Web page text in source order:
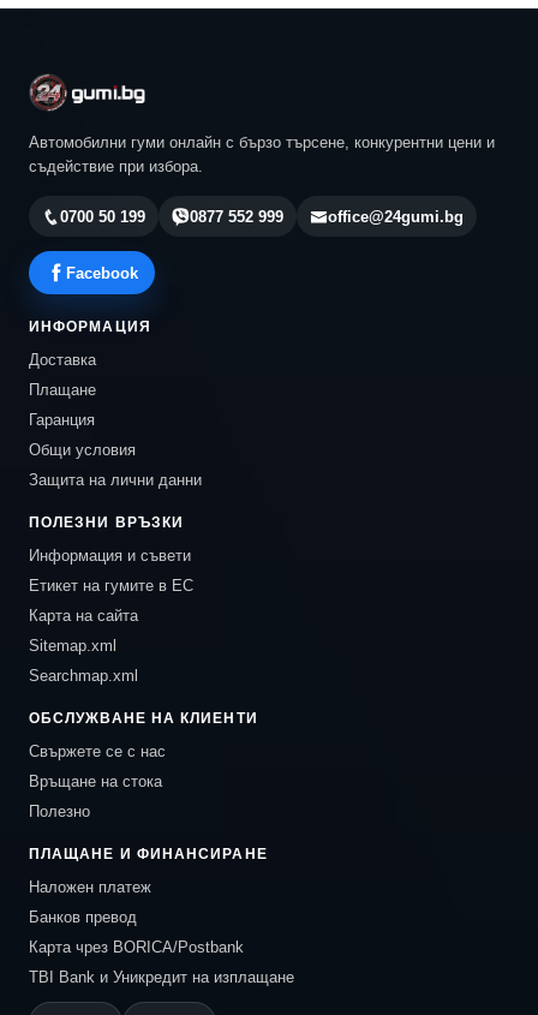
Автомобилни гуми онлайн с бързо търсене, конкурентни цени и
съдействие при избора.
0700 50 199 0877 552 999 office@24gumi.bg
Facebook
ИНФОРМАЦИЯ
Доставка
Плащане
Гаранция
Общи условия
Защита на лични данни
ПОЛЕЗНИ ВРЪЗКИ
Информация и съвети
Етикет на гумите в ЕС
Карта на сайта
Sitemap.xml
Searchmap.xml
ОБСЛУЖВАНЕ НА КЛИЕНТИ
Свържете се с нас
Връщане на стока
Полезно
ПЛАЩАНЕ И ФИНАНСИРАНЕ
Наложен платеж
Банков превод
Карта чрез BORICA/Postbank
TBI Bank и Уникредит на изплащане